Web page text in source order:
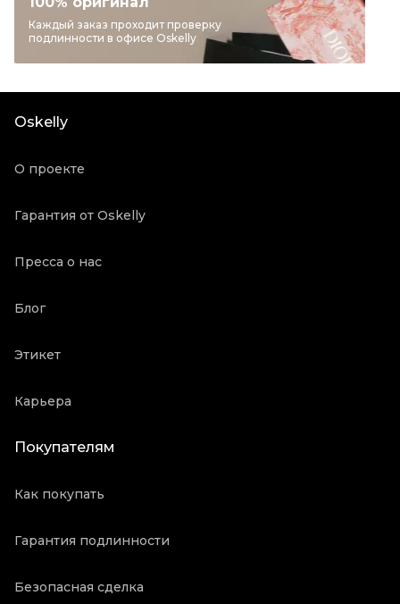
Бренд
JIMMY CHOO
Материал обуви
Кожа
Продавец
Каждый заказ проходит проверку
подлинности в офисе Oskelly
Oskelly
О проекте
Гарантия от Oskelly
Пресса о нас
Блог
Этикет
Карьера
Покупателям
Как покупать
Гарантия подлинности
Безопасная сделка